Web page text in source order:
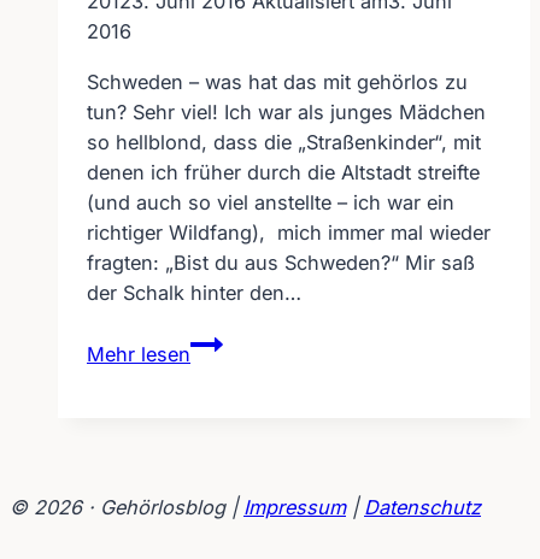
2016
Schweden – was hat das mit gehörlos zu
tun? Sehr viel! Ich war als junges Mädchen
so hellblond, dass die „Straßenkinder“, mit
denen ich früher durch die Altstadt streifte
(und auch so viel anstellte – ich war ein
richtiger Wildfang), mich immer mal wieder
fragten: „Bist du aus Schweden?“ Mir saß
der Schalk hinter den…
Mehr lesen
Schweden
–
gehörlos
© 2026 · Gehörlosblog | Impressum| Datenschutz